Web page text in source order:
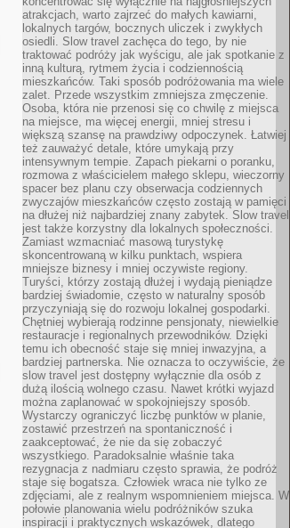
atrakcjach, warto zajrzeć do małych kawiarni,
lokalnych targów, bocznych uliczek i zwykłych
osiedli. Slow travel zachęca do tego, by nie
traktować podróży jak wyścigu, ale jak spotkanie z
inną kulturą, rytmem życia i codziennością
mieszkańców. Taki sposób podróżowania ma wiele
zalet. Przede wszystkim zmniejsza zmęczenie.
Osoba, która nie przenosi się co chwilę z miejsca
na miejsce, ma więcej energii, mniej stresu i
większą szansę na prawdziwy odpoczynek. Łatwiej
też zauważyć detale, które umykają przy
intensywnym tempie. Zapach piekarni o poranku,
rozmowa z właścicielem małego sklepu, wieczorny
spacer bez planu czy obserwacja codziennych
zwyczajów mieszkańców często zostają w pamięci
na dłużej niż najbardziej znany zabytek. Slow travel
jest także korzystny dla lokalnych społeczności.
Zamiast wzmacniać masową turystykę
skoncentrowaną w kilku punktach, wspiera
mniejsze biznesy i mniej oczywiste regiony.
Turyści, którzy zostają dłużej i wydają pieniądze
bardziej świadomie, często w naturalny sposób
przyczyniają się do rozwoju lokalnej gospodarki.
Chętniej wybierają rodzinne pensjonaty, niewielkie
restauracje i regionalnych przewodników. Dzięki
temu ich obecność staje się mniej inwazyjna, a
bardziej partnerska. Nie oznacza to oczywiście, że
slow travel jest dostępny wyłącznie dla osób z
dużą ilością wolnego czasu. Nawet krótki wyjazd
można zaplanować w spokojniejszy sposób.
Wystarczy ograniczyć liczbę punktów w planie,
zostawić przestrzeń na spontaniczność i
zaakceptować, że nie da się zobaczyć
wszystkiego. Paradoksalnie właśnie taka
rezygnacja z nadmiaru często sprawia, że podróż
staje się bogatsza. Człowiek wraca nie tylko ze
zdjęciami, ale z realnym wspomnieniem miejsca. W
połowie planowania wielu podróżników szuka
inspiracji i praktycznych wskazówek, dlatego